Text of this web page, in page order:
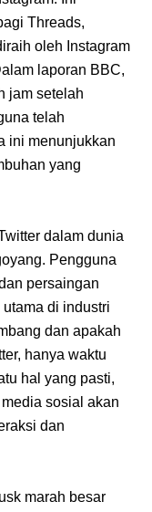
Threads,
oleh Instagram
laporan BBC,
jam setelah
telah
ini menunjukkan
yang
dalam dunia
Pengguna
persaingan
di industri
dan apakah
hanya waktu
hal yang pasti,
sosial akan
dan
marah besar